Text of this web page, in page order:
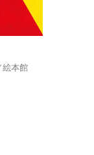
絵本館